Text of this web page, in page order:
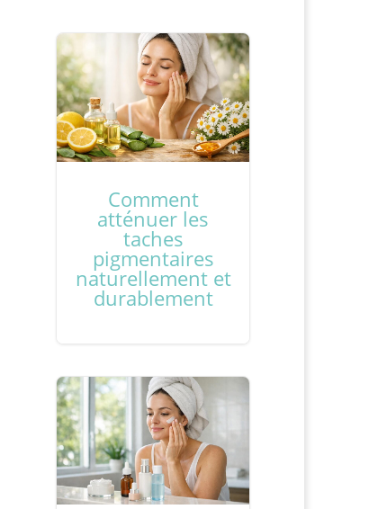
Comment
atténuer les
taches
pigmentaires
naturellement et
durablement